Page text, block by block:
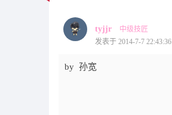
tyjjr
中级技匠
发表于 2014-7-7 22:43:36
by 孙宽